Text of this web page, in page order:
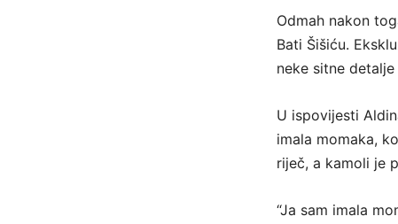
Odmah nakon
Bati Šišiću.
neke sitne
U ispovijesti
imala momaka,
riječ, a kamoli je
“Ja sam imala